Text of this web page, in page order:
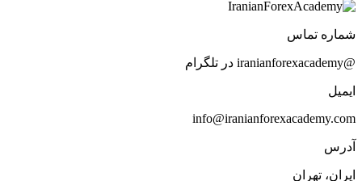
شماره تماس
@iranianforexacademy در تلگرام
ایمیل
info@iranianforexacademy.com
آدرس
ایران، تهران